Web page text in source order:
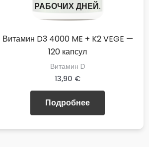
РАБОЧИХ ДНЕЙ.
Витамин D3 4000 ME + K2 VEGE —
120 капсул
Витамин D
13,90 €
Подробнее